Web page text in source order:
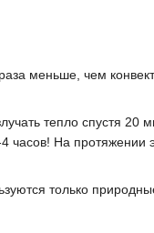
меньше, чем
тепло спустя
часов! На
только